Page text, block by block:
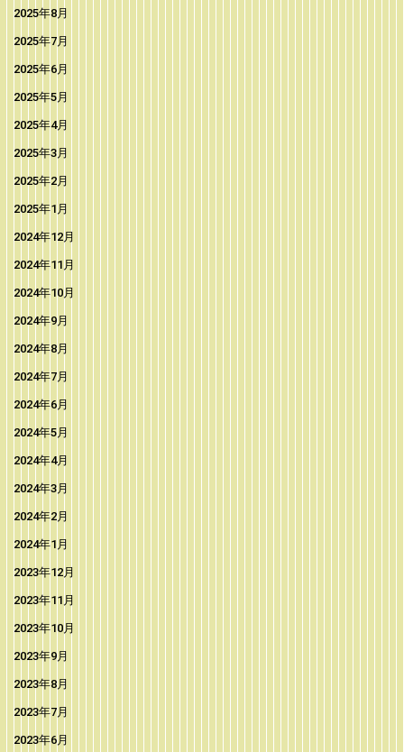
2025年8月
2025年7月
2025年6月
2025年5月
2025年4月
2025年3月
2025年2月
2025年1月
2024年12月
2024年11月
2024年10月
2024年9月
2024年8月
2024年7月
2024年6月
2024年5月
2024年4月
2024年3月
2024年2月
2024年1月
2023年12月
2023年11月
2023年10月
2023年9月
2023年8月
2023年7月
2023年6月